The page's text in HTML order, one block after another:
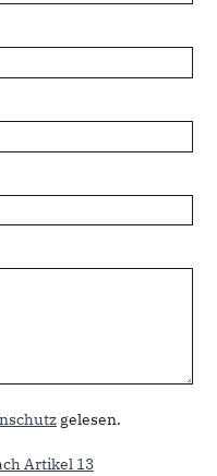
gelesen.
Artikel 13